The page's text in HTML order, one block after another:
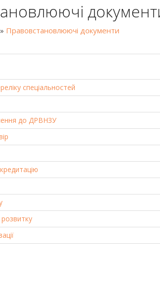
» Правовстановлюючі документи
спеціальностей
до ДРВНЗУ